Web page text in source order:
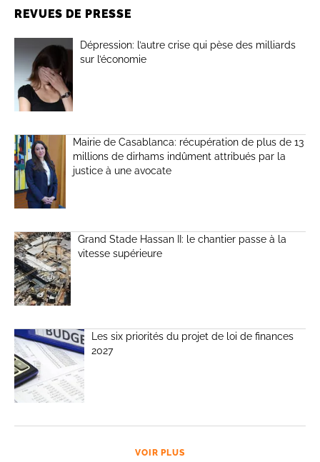
REVUES DE PRESSE
Dépression: l’autre crise qui pèse des milliards
sur l’économie
Mairie de Casablanca: récupération de plus de 13
millions de dirhams indûment attribués par la
justice à une avocate
Grand Stade Hassan II: le chantier passe à la
vitesse supérieure
Les six priorités du projet de loi de finances
2027
VOIR PLUS